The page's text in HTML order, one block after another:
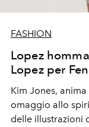
FASHION
Lopez
Lopez per
Kim Jones,
omaggio allo
delle illustrazioni